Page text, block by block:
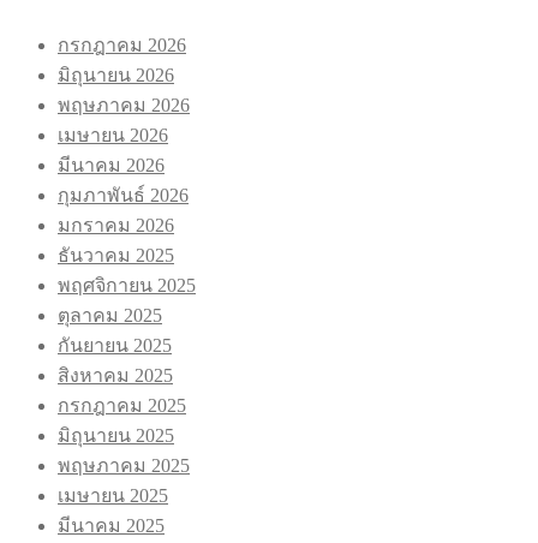
กรกฎาคม 2026
มิถุนายน 2026
พฤษภาคม 2026
เมษายน 2026
มีนาคม 2026
กุมภาพันธ์ 2026
มกราคม 2026
ธันวาคม 2025
พฤศจิกายน 2025
ตุลาคม 2025
กันยายน 2025
สิงหาคม 2025
กรกฎาคม 2025
มิถุนายน 2025
พฤษภาคม 2025
เมษายน 2025
มีนาคม 2025